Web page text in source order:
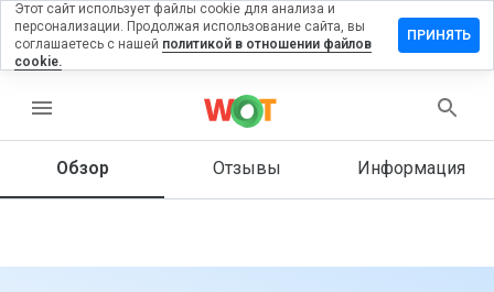
menu
Обзор Отзывы Информация
отзыв
Как бы
этот
Этот сайт использует файлы cookie для анализа и
персонализации. Продолжая использование сайта, вы
соглашаетесь с нашей политикой в отношении файлов
cookie.
ПРИНЯТЬ